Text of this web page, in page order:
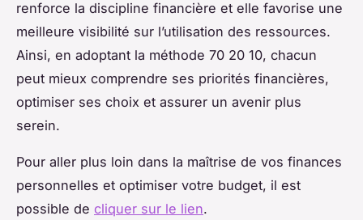
renforce la discipline financière et elle favorise une
meilleure visibilité sur l’utilisation des ressources.
Ainsi, en adoptant la méthode 70 20 10, chacun
peut mieux comprendre ses priorités financières,
optimiser ses choix et assurer un avenir plus
serein.
Pour aller plus loin dans la maîtrise de vos finances
personnelles et optimiser votre budget, il est
possible de cliquer sur le lien.